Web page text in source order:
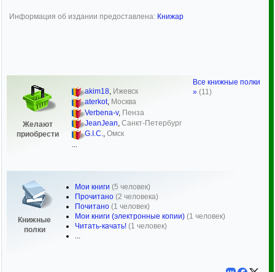
Информация об издании предоставлена: Книжар
Желают
приобрести
akim18, Ижевск
aterkot, Москва
Verbena-v, Пенза
JeanJean, Санкт-Петербург
G.I.C., Омск
Книжные
полки
Мои книги (5 человек)
Прочитано (2 человека)
Почитано (1 человек)
Мои книги (электронные копии) (1 человек)
Читать-качать! (1 человек)
...
Все книжные полки
» (11)